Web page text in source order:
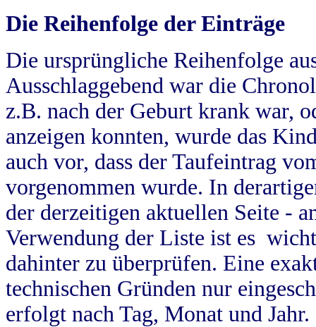
Die Reihenfolge der Einträge
Die ursprüngliche Reihenfolge
Ausschlaggebend war die
z.B. nach der Geburt krank war,
anzeigen konnten, wurde das
auch vor, dass der Taufeintrag
vorgenommen wurde. In
der derzeitigen aktuellen Seite -
Verwendung der Liste ist es
dahinter zu überprüfen. Eine
technischen Gründen nur
erfolgt nach Tag, Monat und Jahr.